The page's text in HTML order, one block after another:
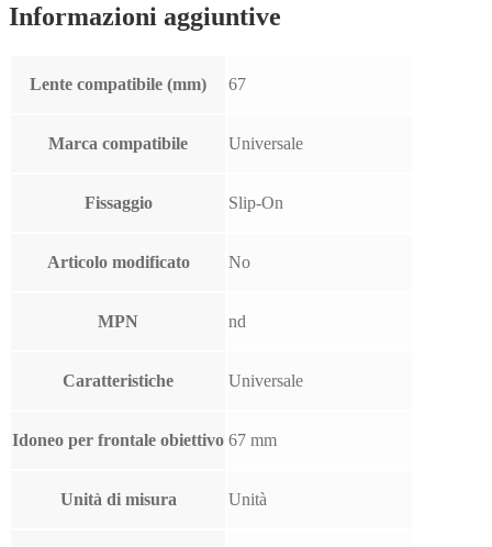
Informazioni aggiuntive
Lente compatibile (mm) 67
Marca compatibile Universale
Fissaggio Slip-On
Articolo modificato No
MPN nd
Caratteristiche Universale
Idoneo per frontale obiettivo 67 mm
Unità di misura Unità